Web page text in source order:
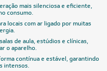
mais silenciosa e eficiente,
consumo.
locais com ar ligado por muitas
de aula, estúdios e clínicas,
o aparelho.
contínua e estável, garantindo
intensos.